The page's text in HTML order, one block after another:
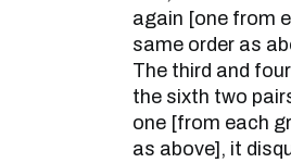
again [one from
same order as
The third and
the sixth two
one [from each
as above], it